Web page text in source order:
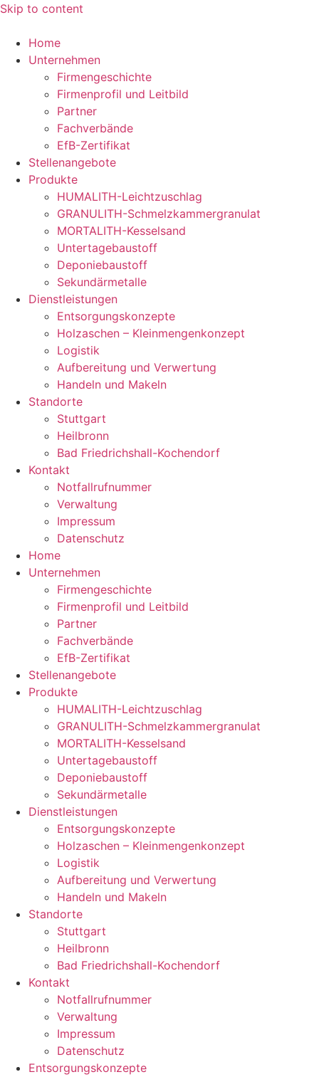
Skip to content
Home
Unternehmen
Firmengeschichte
Firmenprofil und Leitbild
Partner
Fachverbände
EfB-Zertifikat
Stellenangebote
Produkte
HUMALITH-Leichtzuschlag
GRANULITH-Schmelzkammergranulat
MORTALITH-Kesselsand
Untertagebaustoff
Deponiebaustoff
Sekundärmetalle
Dienstleistungen
Entsorgungskonzepte
Holzaschen – Kleinmengenkonzept
Logistik
Aufbereitung und Verwertung
Handeln und Makeln
Standorte
Stuttgart
Heilbronn
Bad Friedrichshall-Kochendorf
Kontakt
Notfallrufnummer
Verwaltung
Impressum
Datenschutz
Home
Unternehmen
Firmengeschichte
Firmenprofil und Leitbild
Partner
Fachverbände
EfB-Zertifikat
Stellenangebote
Produkte
HUMALITH-Leichtzuschlag
GRANULITH-Schmelzkammergranulat
MORTALITH-Kesselsand
Untertagebaustoff
Deponiebaustoff
Sekundärmetalle
Dienstleistungen
Entsorgungskonzepte
Holzaschen – Kleinmengenkonzept
Logistik
Aufbereitung und Verwertung
Handeln und Makeln
Standorte
Stuttgart
Heilbronn
Bad Friedrichshall-Kochendorf
Kontakt
Notfallrufnummer
Verwaltung
Impressum
Datenschutz
Entsorgungskonzepte